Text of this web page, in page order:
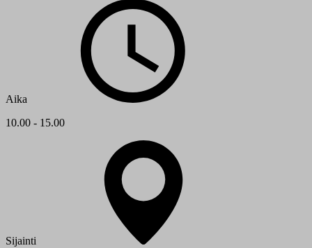
Aika
10.00 - 15.00
Sijainti